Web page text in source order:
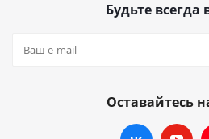
Будьте всегда
Оставайтесь